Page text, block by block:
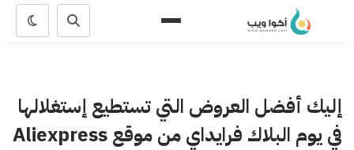
إليك أفضل العروض التي تستطيع إستغلالها
في يوم البلاك فرايداي من موقع Aliexpress